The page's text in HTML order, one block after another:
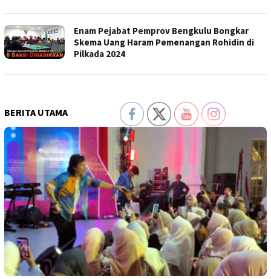
Enam Pejabat Pemprov Bengkulu Bongkar
Skema Uang Haram Pemenangan Rohidin di
Pilkada 2024
BERITA UTAMA